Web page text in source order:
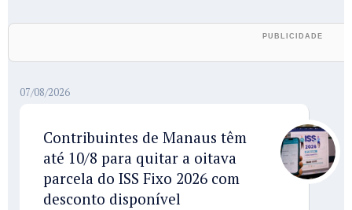
07/08/2026
Contribuintes de Manaus têm
até 10/8 para quitar a oitava
parcela do ISS Fixo 2026 com
desconto disponível